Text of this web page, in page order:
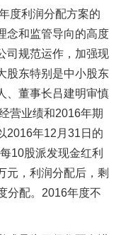
度利润分配方案的
念和监管导向的高度
司规范运作，加强现
股东特别是中小股东
、董事长吕建明审慎
营业绩和2016年期
2016年12月31日的
10股派发现金红利
元，利润分配后，剩
分配。2016年度不